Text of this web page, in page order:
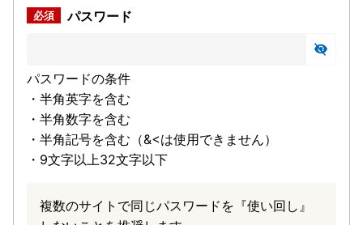
パスワード
パスワードの条件
・半角英字を含む
・半角数字を含む
・半角記号を含む（&<は使用できません）
・9文字以上32文字以下
複数のサイトで同じパスワードを『使い回し』